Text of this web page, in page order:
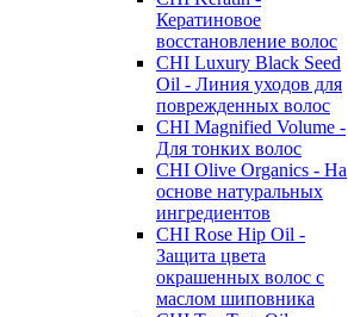
Кератиновое
восстановление волос
CHI Luxury Black Seed
Oil - Линия уходов для
поврежденных волос
CHI Magnified Volume -
Для тонких волос
CHI Olive Organics - На
основе натуральных
ингредиентов
CHI Rose Hip Oil -
Защита цвета
окрашенных волос с
маслом шиповника